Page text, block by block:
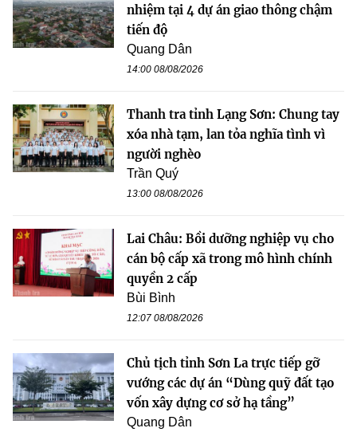
nhiệm tại 4 dự án giao thông chậm
tiến độ
Quang Dân
14:00 08/08/2026
Thanh tra tỉnh Lạng Sơn: Chung tay
xóa nhà tạm, lan tỏa nghĩa tình vì
người nghèo
Trần Quý
13:00 08/08/2026
Lai Châu: Bồi dưỡng nghiệp vụ cho
cán bộ cấp xã trong mô hình chính
quyền 2 cấp
Bùi Bình
12:07 08/08/2026
Chủ tịch tỉnh Sơn La trực tiếp gỡ
vướng các dự án “Dùng quỹ đất tạo
vốn xây dựng cơ sở hạ tầng”
Quang Dân